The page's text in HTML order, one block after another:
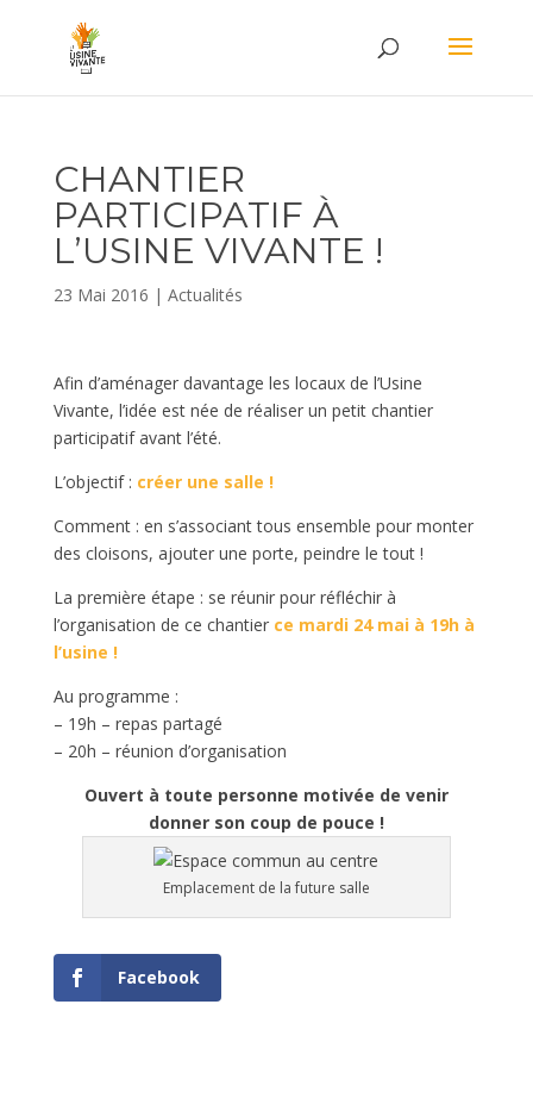
CHANTIER
PARTICIPATIF À
L’USINE VIVANTE !
23 Mai 2016 | Actualités
Afin d’aménager davantage les locaux de l’Usine
Vivante, l’idée est née de réaliser un petit chantier
participatif avant l’été.
L’objectif : créer une salle !
Comment : en s’associant tous ensemble pour monter
des cloisons, ajouter une porte, peindre le tout !
La première étape : se réunir pour réfléchir à
l’organisation de ce chantierce mardi 24 mai à 19h à
l’usine !
Au programme :
– 19h – repas partagé
– 20h – réunion d’organisation
Ouvert à toute personne motivée de venir
donner son coup de pouce !
Emplacement de la future salle
Facebook